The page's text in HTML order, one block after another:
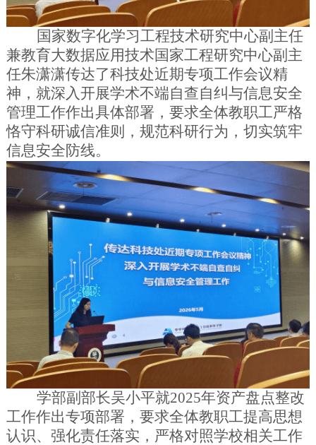
国家数字化学习工程技术研究中心副主任
兼教育大数据应用技术国家工程研究中心副主
任朱潇潇传达了科技处近期专项工作会议精
神，就深入开展学术不端自查自纠与信息安全
管理工作作出具体部署，要求全体教职工严格
恪守科研诚信准则，规范科研行为，切实筑牢
信息安全防线。
学部副部长吴小平就2025年资产盘点整改
工作作出专项部署，要求全体教职工提高思想
认识、强化责任落实，严格对照学校相关工作